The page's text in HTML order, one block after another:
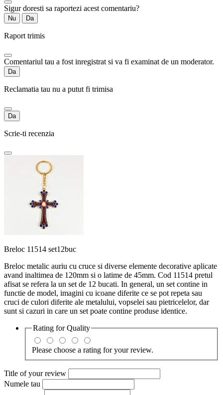
Sigur doresti sa raportezi acest comentariu?
Nu Da
Raport trimis
Comentariul tau a fost inregistrat si va fi examinat de un moderator.
Da
Reclamatia tau nu a putut fi trimisa
Da
Scrie-ti recenzia
Breloc 11514 set12buc
Breloc metalic auriu cu cruce si diverse elemente decorative aplicate
avand inaltimea de 120mm si o latime de 45mm. Cod 11514 pretul
afisat se refera la un set de 12 bucati. In general, un set contine in
functie de model, imagini cu icoane diferite ce se pot repeta sau
cruci de culori diferite ale metalului, vopselei sau pietricelelor, dar
sunt si cazuri in care un set poate contine produse identice.
Rating forQuality
Please choose a rating for your review.
Title of your review
Numele tau